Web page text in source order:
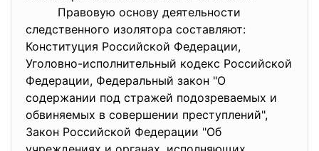
Правовую основу деятельности
следственного изолятора составляют:
Конституция Российской Федерации,
Уголовно-исполнительный кодекс Российской
Федерации, Федеральный закон "О
содержании под стражей подозреваемых и
обвиняемых в совершении преступлений",
Закон Российской Федерации "Об